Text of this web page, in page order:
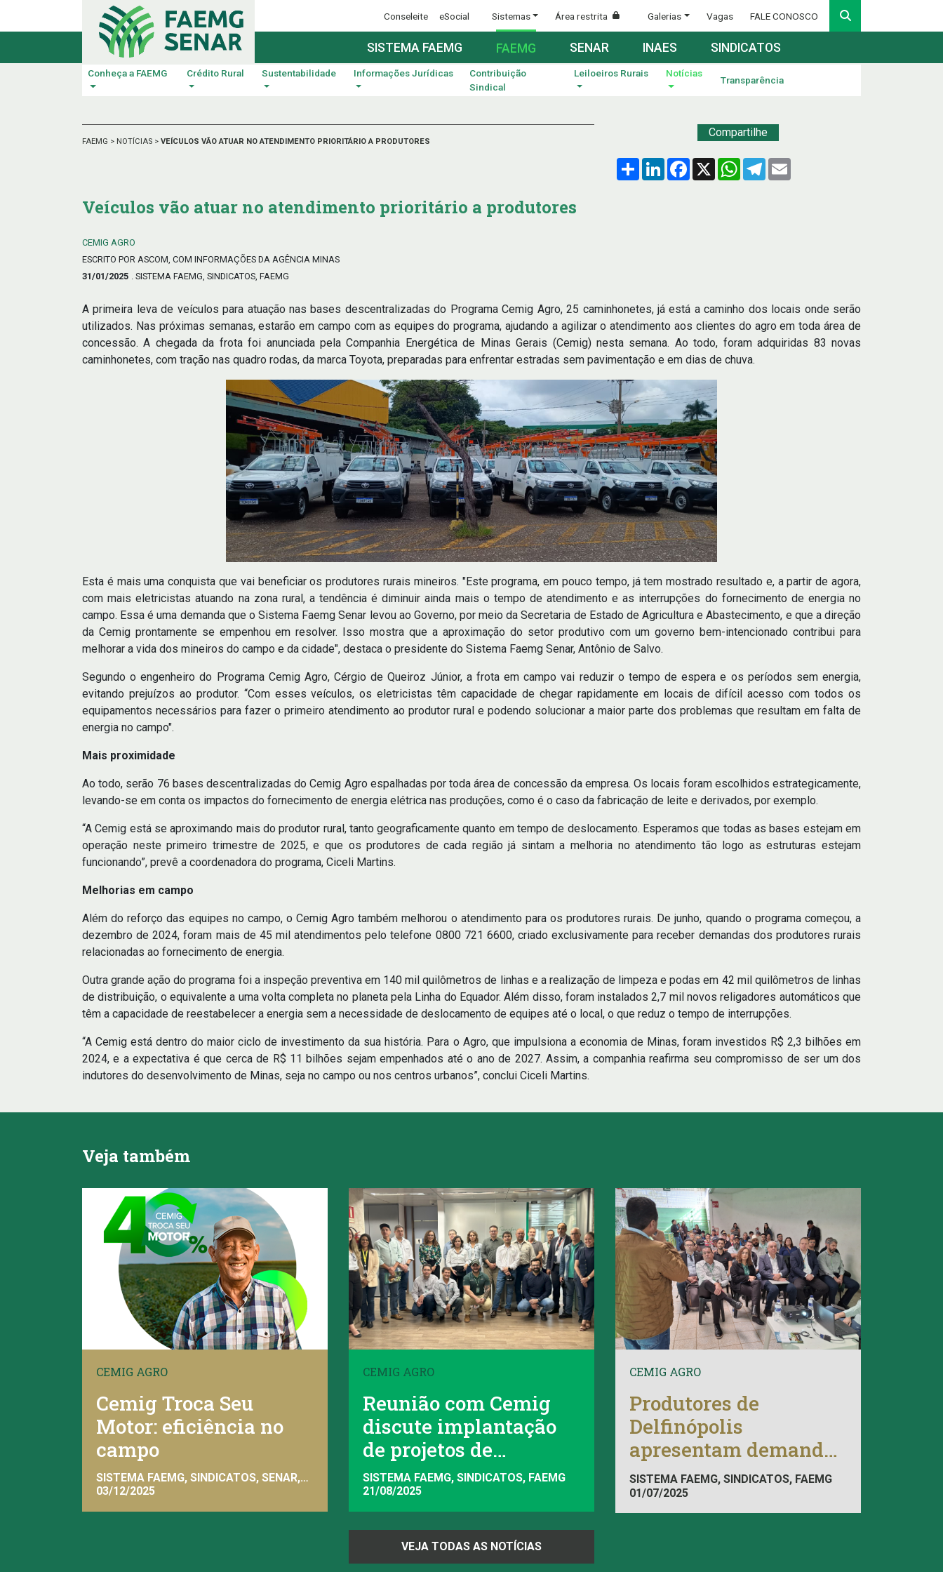
Conseleite eSocial Sistemas Área restrita Galerias Vagas FALE CONOSCO
SISTEMA FAEMG FAEMG SENAR INAES SINDICATOS
Conheça a FAEMG Crédito Rural Sustentabilidade Informações Jurídicas
Contribuição
Sindical
Leiloeiros Rurais Notícias
Transparência
FAEMG > NOTÍCIAS > VEÍCULOS VÃO ATUAR NO ATENDIMENTO PRIORITÁRIO A PRODUTORES
Compartilhe
Compartilhar
LinkedInFacebook
X WhatsApp
Telegram
Veículos vão atuar no atendimento prioritário a produtores
CEMIG AGRO
ESCRITO POR ASCOM, COM INFORMAÇÕES DA AGÊNCIA MINAS
31/01/2025
. SISTEMA FAEMG, SINDICATOS, FAEMG
A primeira leva de veículos para atuação nas bases descentralizadas do Programa Cemig Agro, 25 caminhonetes, já está a caminho dos locais onde serão
utilizados. Nas próximas semanas, estarão em campo com as equipes do programa, ajudando a agilizar o atendimento aos clientes do agro em toda área de
concessão. A chegada da frota foi anunciada pela Companhia Energética de Minas Gerais (Cemig) nesta semana. Ao todo, foram adquiridas 83 novas
caminhonetes, com tração nas quadro rodas, da marca Toyota, preparadas para enfrentar estradas sem pavimentação e em dias de chuva.
Esta é mais uma conquista que vai beneficiar os produtores rurais mineiros. "Este programa, em pouco tempo, já tem mostrado resultado e, a partir de agora,
com mais eletricistas atuando na zona rural, a tendência é diminuir ainda mais o tempo de atendimento e as interrupções do fornecimento de energia no
campo. Essa é uma demanda que o Sistema Faemg Senar levou ao Governo, por meio da Secretaria de Estado de Agricultura e Abastecimento, e que a direção
da Cemig prontamente se empenhou em resolver. Isso mostra que a aproximação do setor produtivo com um governo bem-intencionado contribui para
melhorar a vida dos mineiros do campo e da cidade", destaca o presidente do Sistema Faemg Senar, Antônio de Salvo.
Segundo o engenheiro do Programa Cemig Agro, Cérgio de Queiroz Júnior, a frota em campo vai reduzir o tempo de espera e os períodos sem energia,
evitando prejuízos ao produtor. “Com esses veículos, os eletricistas têm capacidade de chegar rapidamente em locais de difícil acesso com todos os
equipamentos necessários para fazer o primeiro atendimento ao produtor rural e podendo solucionar a maior parte dos problemas que resultam em falta de
energia no campo".
Mais proximidade
Ao todo, serão 76 bases descentralizadas do Cemig Agro espalhadas por toda área de concessão da empresa. Os locais foram escolhidos estrategicamente,
levando-se em conta os impactos do fornecimento de energia elétrica nas produções, como é o caso da fabricação de leite e derivados, por exemplo.
“A Cemig está se aproximando mais do produtor rural, tanto geograficamente quanto em tempo de deslocamento. Esperamos que todas as bases estejam em
operação neste primeiro trimestre de 2025, e que os produtores de cada região já sintam a melhoria no atendimento tão logo as estruturas estejam
funcionando”, prevê a coordenadora do programa, Ciceli Martins.
Melhorias em campo
Além do reforço das equipes no campo, o Cemig Agro também melhorou o atendimento para os produtores rurais. De junho, quando o programa começou, a
dezembro de 2024, foram mais de 45 mil atendimentos pelo telefone 0800 721 6600, criado exclusivamente para receber demandas dos produtores rurais
relacionadas ao fornecimento de energia.
Outra grande ação do programa foi a inspeção preventiva em 140 mil quilômetros de linhas e a realização de limpeza e podas em 42 mil quilômetros de linhas
de distribuição, o equivalente a uma volta completa no planeta pela Linha do Equador. Além disso, foram instalados 2,7 mil novos religadores automáticos que
têm a capacidade de reestabelecer a energia sem a necessidade de deslocamento de equipes até o local, o que reduz o tempo de interrupções.
“A Cemig está dentro do maior ciclo de investimento da sua história. Para o Agro, que impulsiona a economia de Minas, foram investidos R$ 2,3 bilhões em
2024, e a expectativa é que cerca de R$ 11 bilhões sejam empenhados até o ano de 2027. Assim, a companhia reafirma seu compromisso de ser um dos
indutores do desenvolvimento de Minas, seja no campo ou nos centros urbanos”, conclui Ciceli Martins.
Veja também
CEMIG AGRO
Cemig Troca Seu
Motor: eficiência no
campo
SISTEMA FAEMG, SINDICATOS, SENAR,
INAES, FAEMG
03/12/2025
CEMIG AGRO
Reunião com Cemig
discute implantação
de projetos de
irrigação
SISTEMA FAEMG, SINDICATOS, FAEMG
21/08/2025
CEMIG AGRO
Produtores de
Delfinópolis
apresentam demandas
à Cemig
SISTEMA FAEMG, SINDICATOS, FAEMG
01/07/2025
VEJA TODAS AS NOTÍCIAS